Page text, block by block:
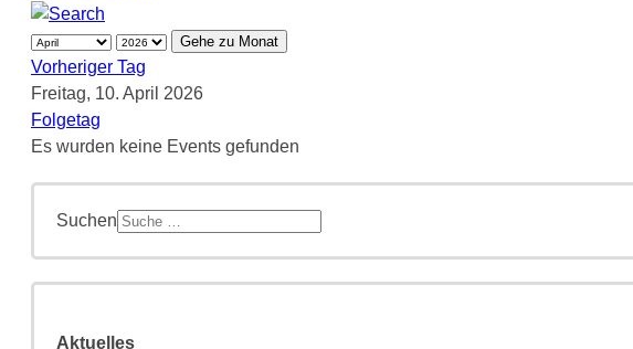
Gehe zu Monat
Vorheriger Tag
Freitag, 10. April 2026
Folgetag
Es wurden keine Events gefunden
Suchen
Aktuelles